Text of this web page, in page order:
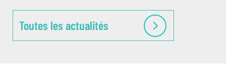
Le SICD et le réseau documentaire en 2025 :
Toutes les actualités